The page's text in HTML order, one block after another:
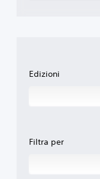
Edizioni
Filtra per